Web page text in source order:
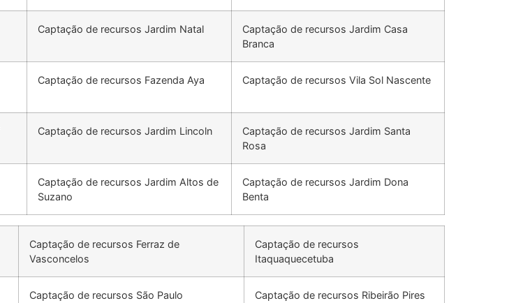
Captação de recursos Jardim Natal
Captação de recursos Jardim Casa
Branca
Captação de recursos Fazenda Aya Captação de recursos Vila Sol Nascente
Captação de recursos Jardim Lincoln
Captação de recursos Jardim Santa
Rosa
Captação de recursos Jardim Altos de
Suzano
Captação de recursos Jardim Dona
Benta
Captação de recursos Ferraz de
Vasconcelos
Captação de recursos
Itaquaquecetuba
Captação de recursos São Paulo Captação de recursos Ribeirão Pires